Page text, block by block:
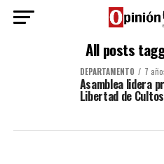
All posts
DEPARTAMENTO 7
Asamblea lidera
Libertad de